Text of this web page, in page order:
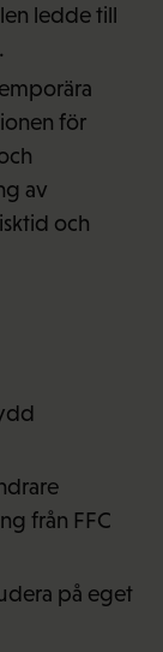
ledde till
för
av
och
från FFC
på eget